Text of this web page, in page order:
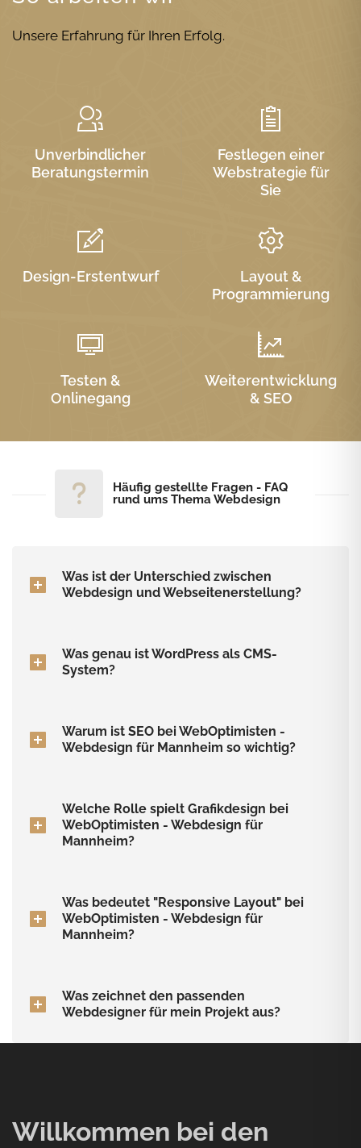
Unsere Erfahrung für Ihren Erfolg.
Unverbindlicher
Beratungstermin
Festlegen einer
Webstrategie für
Sie
Design-Erstentwurf
Layout &
Programmierung
Testen &
Onlinegang
Weiterentwicklung
& SEO
Häufig gestellte Fragen - FAQ
rund ums Thema Webdesign
Was ist der Unterschied zwischen
Webdesign und Webseitenerstellung?
Was genau ist WordPress als CMS-
System?
Warum ist SEO bei WebOptimisten -
Webdesign für Mannheim so wichtig?
Welche Rolle spielt Grafikdesign bei
WebOptimisten - Webdesign für
Mannheim?
Was bedeutet "Responsive Layout" bei
WebOptimisten - Webdesign für
Mannheim?
Was zeichnet den passenden
Webdesigner für mein Projekt aus?
Willkommen bei den